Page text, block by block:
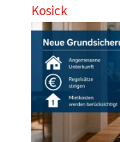
Kosick